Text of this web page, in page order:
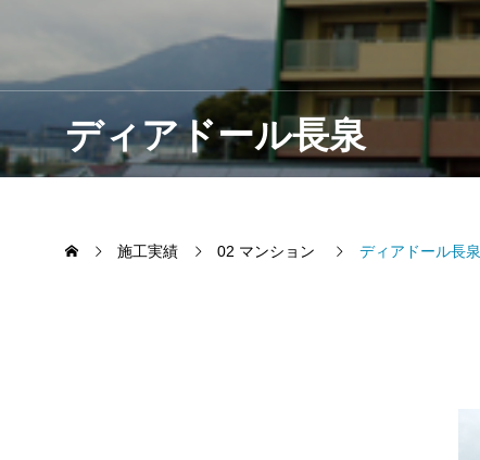
ディアドール長泉
施工実績 02 マンション ディアドール長泉